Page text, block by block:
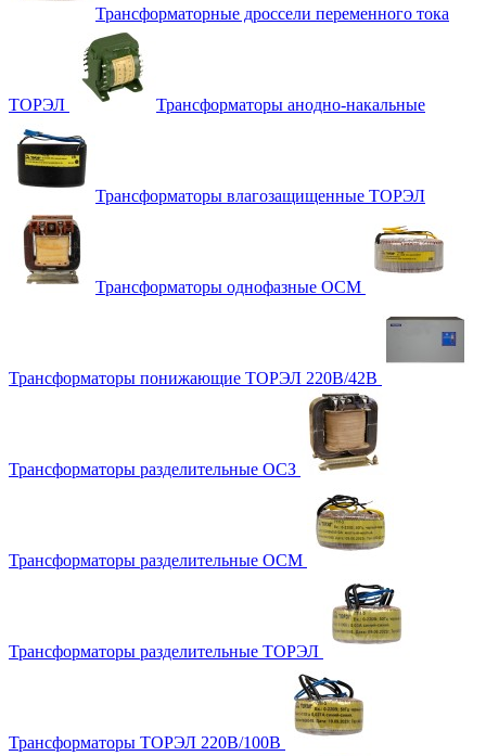
Трансформаторные дроссели переменного тока
ТОРЭЛ Трансформаторы анодно-накальные
Трансформаторы влагозащищенные ТОРЭЛ
Трансформаторы однофазные ОСМ
Трансформаторы понижающие ТОРЭЛ 220В/42В
Трансформаторы разделительные ОСЗ
Трансформаторы разделительные ОСМ
Трансформаторы разделительные ТОРЭЛ
Трансформаторы ТОРЭЛ 220В/100В